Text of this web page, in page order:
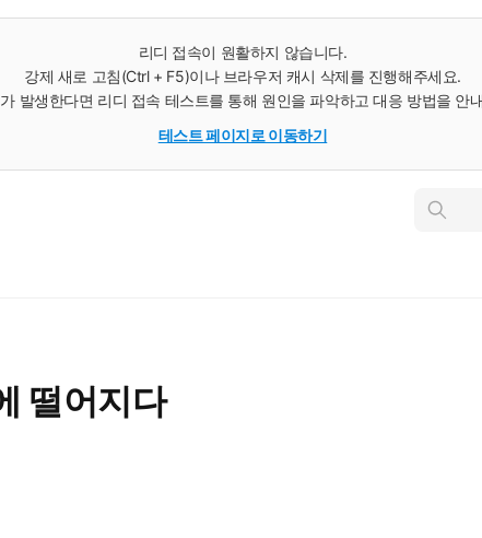
리디 접속이 원활하지 않습니다.
강제 새로 고침(Ctrl + F5)이나 브라우저 캐시 삭제를 진행해주세요.
발생한다면 리디 접속 테스트를 통해 원인을 파악하고 대응 방법을 안
테스트 페이지로 이동하기
인
떨어지다